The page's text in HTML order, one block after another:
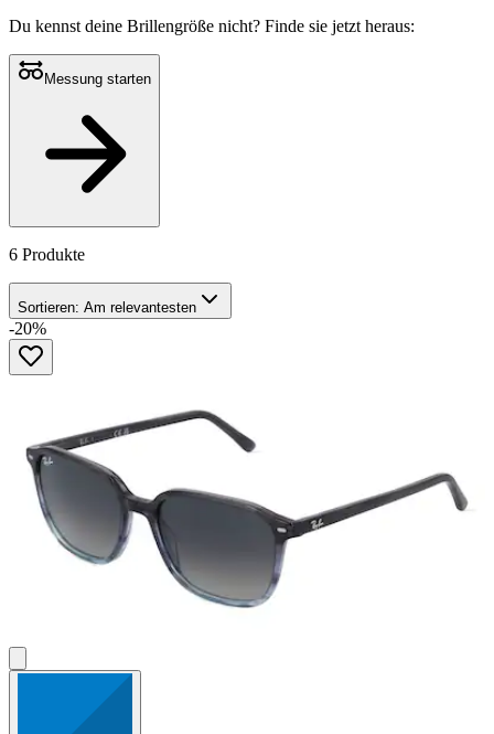
Du kennst deine Brillengröße nicht? Finde sie jetzt heraus:
Messung starten
6 Produkte
Sortieren: Am relevantesten
-20%